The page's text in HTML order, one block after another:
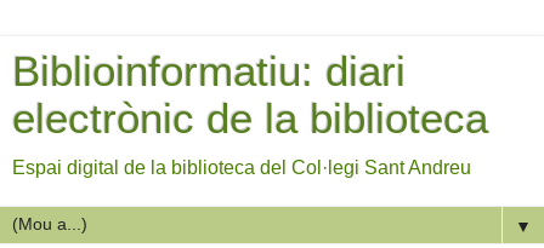
Biblioinformatiu: diari
electrònic de la biblioteca
Espai digital de la biblioteca del Col·legi Sant Andreu
▼